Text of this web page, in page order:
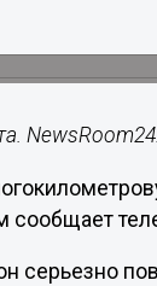
серьезно